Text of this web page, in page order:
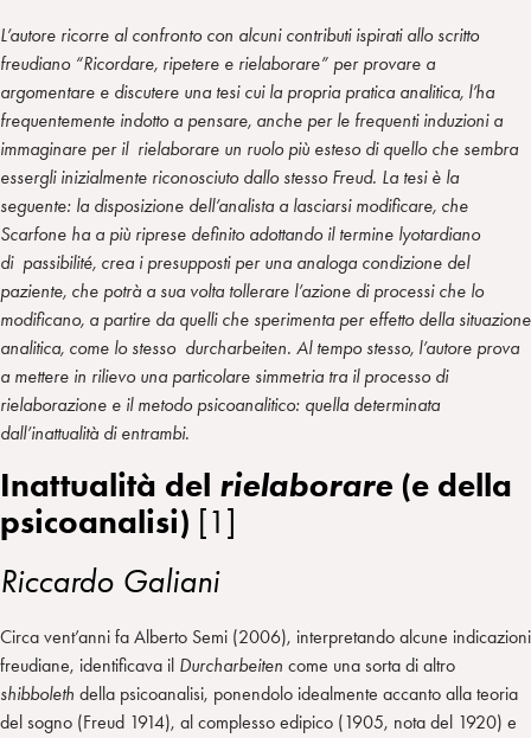
L’autore ricorre al confronto con alcuni contributi ispirati allo scritto
freudiano “Ricordare, ripetere e rielaborare” per provare a
argomentare e discutere una tesi cui la propria pratica analitica, l’ha
frequentemente indotto a pensare, anche per le frequenti induzioni a
immaginare per il rielaborare un ruolo più esteso di quello che sembra
essergli inizialmente riconosciuto dallo stesso Freud. La tesi è la
seguente: la disposizione dell’analista a lasciarsi modificare, che
Scarfone ha a più riprese definito adottando il termine lyotardiano
di passibilité, crea i presupposti per una analoga condizione del
paziente, che potrà a sua volta tollerare l’azione di processi che lo
modificano, a partire da quelli che sperimenta per effetto della situazione
analitica, come lo stesso durcharbeiten. Al tempo stesso, l’autore prova
a mettere in rilievo una particolare simmetria tra il processo di
rielaborazione e il metodo psicoanalitico: quella determinata
dall’inattualità di entrambi.
Inattualità del rielaborare (e della
psicoanalisi) [1]
Riccardo Galiani
Circa vent’anni fa Alberto Semi (2006), interpretando alcune indicazioni
freudiane, identificava il Durcharbeiten come una sorta di altro
shibboleth della psicoanalisi, ponendolo idealmente accanto alla teoria
del sogno (Freud 1914), al complesso edipico (1905, nota del 1920) e